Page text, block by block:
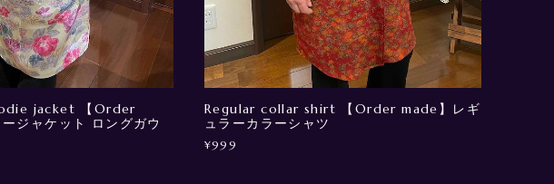
jacket 【Order
ジャケット ロングガウ
Regular collar shirt 【Order made】レギ
ュラーカラーシャツ
¥999